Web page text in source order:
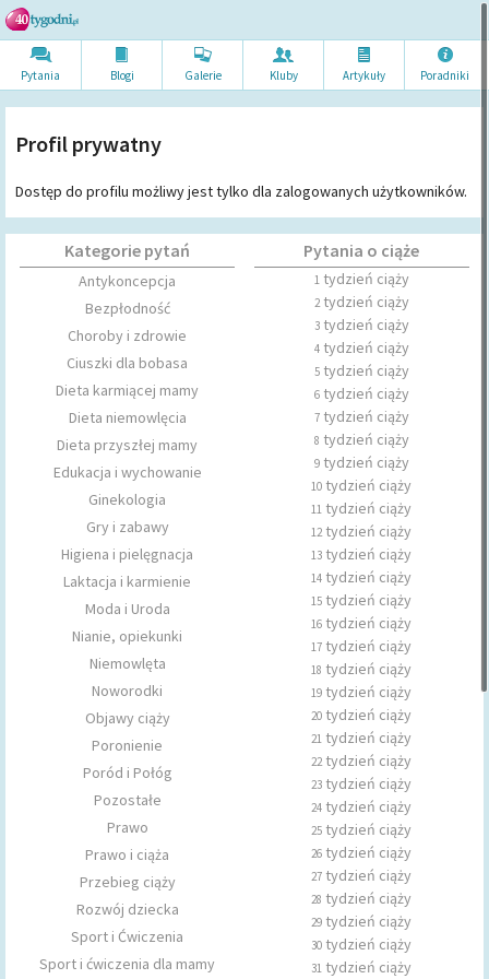
Pytania Blogi Galerie Kluby Artykuły Poradniki
Profil prywatny
Dostęp do profilu możliwy jest tylko dla zalogowanych użytkowników.
Kategorie pytań
Antykoncepcja
Bezpłodność
Choroby i zdrowie
Ciuszki dla bobasa
Dieta karmiącej mamy
Dieta niemowlęcia
Dieta przyszłej mamy
Edukacja i wychowanie
Ginekologia
Gry i zabawy
Higiena i pielęgnacja
Laktacja i karmienie
Moda i Uroda
Nianie, opiekunki
Niemowlęta
Noworodki
Objawy ciąży
Poronienie
Poród i Połóg
Pozostałe
Prawo
Prawo i ciąża
Przebieg ciąży
Rozwój dziecka
Sport i Ćwiczenia
Sport i ćwiczenia dla mamy
Pytania o ciąże
1tydzień ciąży
2tydzień ciąży
3tydzień ciąży
4tydzień ciąży
5tydzień ciąży
6tydzień ciąży
7tydzień ciąży
8 tydzień ciąży
9tydzień ciąży
10 tydzień ciąży
11 tydzień ciąży
12tydzień ciąży
13 tydzień ciąży
14 tydzień ciąży
15 tydzień ciąży
16 tydzień ciąży
17 tydzień ciąży
18 tydzień ciąży
19 tydzień ciąży
20 tydzień ciąży
21 tydzień ciąży
22tydzień ciąży
23 tydzień ciąży
24 tydzień ciąży
25 tydzień ciąży
26 tydzień ciąży
27 tydzień ciąży
28 tydzień ciąży
29 tydzień ciąży
30 tydzień ciąży
31 tydzień ciąży